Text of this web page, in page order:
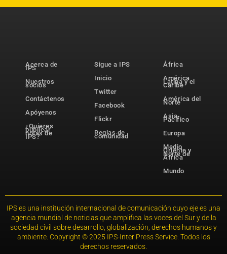
Acerca de
IPS
Nuestros
socios
Contáctenos
Apóyenos
¿Quieres
publicar
notas de
IPS?
Sigue a IPS
Inicio
Twitter
Facebook
Flickr
Reglas de
comunidad
África
América
Latina y el
Caribe
América del
Norte
Asia-
Pacífico
Europa
Medio
Oriente y
Norte de
África
Mundo
IPS es una institución internacional de comunicación cuyo eje es una
agencia mundial de noticias que amplifica las voces del Sur y de la
sociedad civil sobre desarrollo, globalización, derechos humanos y
ambiente. Copyright © 2025 IPS-Inter Press Service. Todos los
derechos reservados.